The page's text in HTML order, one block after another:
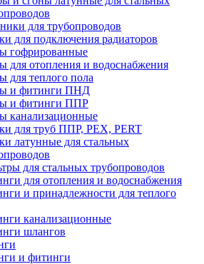
для трубопроводов
для подключения радиаторов
гофрированные
для отопления и водоснабжения
для теплого пола
и фитинги ПНД
и фитинги ППР
канализационные
для труб ППР, PEX, PERT
латунные для стальных
для стальных трубопроводов
для отопления и водоснабжения
и принадлежности для теплого
канализационные
шлангов
и фитинги